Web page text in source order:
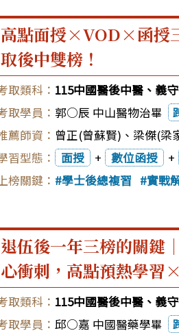
高點面授×VOD×函授
取後中雙榜！
115中國醫後中醫、義
郭○辰 中山醫物治畢
曾正(曾蘇賢) 、 梁傑(梁
面授
+ 數位函授 +
學士後總複習
實戰
退伍後一年三榜的關鍵
心衝刺，高點預熱學
115中國醫後中醫、義
邱○嘉 中國醫藥學畢